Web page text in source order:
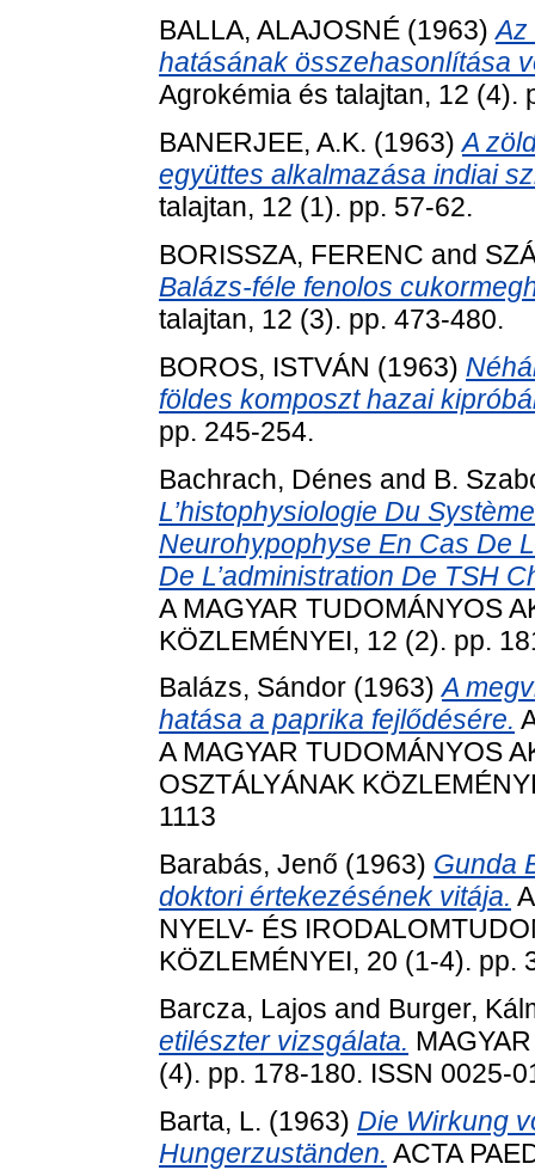
BALLA, ALAJOSNÉ (1963)Az
hatásának összehasonlítása
Agrokémia és talajtan, 12 (4).
BANERJEE, A.K. (1963)A
együttes alkalmazása indiai
talajtan, 12 (1). pp. 57-62.
BORISSZA, FERENC and
Balázs-féle fenolos
talajtan, 12 (3). pp. 473-480.
BOROS, ISTVÁN (1963)
földes komposzt hazai
pp. 245-254.
Bachrach, Dénes and B.
L’histophysiologie Du
Neurohypophyse En Cas De
De L’administration De TSH
A MAGYAR TUDOMÁNYOS
KÖZLEMÉNYEI, 12 (2). pp.
Balázs, Sándor (1963)A
hatása a paprika fejlődésére.
A MAGYAR TUDOMÁNYOS
OSZTÁLYÁNAK
1113
Barabás, Jenő (1963) Gunda
doktori értekezésének vitája.
NYELV- ÉS
KÖZLEMÉNYEI, 20 (1-4). pp.
Barcza, Lajos and Burger,
etilészter vizsgálata.
(4). pp. 178-180. ISSN 0025-
Barta, L. (1963) Die Wirkung
Hungerzuständen. ACTA